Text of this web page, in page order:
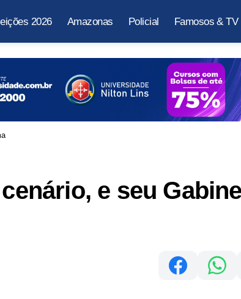
2026 Amazonas Policial Famosos & TV
e seu